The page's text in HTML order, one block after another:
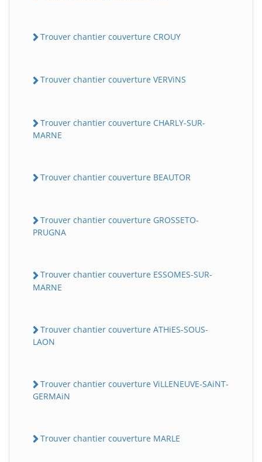
Trouver chantier couverture CROUY
Trouver chantier couverture VERViNS
Trouver chantier couverture CHARLY-SUR-
MARNE
Trouver chantier couverture BEAUTOR
Trouver chantier couverture GROSSETO-
PRUGNA
Trouver chantier couverture ESSOMES-SUR-
MARNE
Trouver chantier couverture ATHiES-SOUS-
LAON
Trouver chantier couverture ViLLENEUVE-SAiNT-
GERMAiN
Trouver chantier couverture MARLE